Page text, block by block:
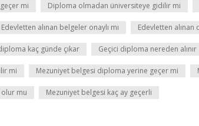
mi Diploma olmadan üniversiteye gidilir mi
Edevletten alınan belgeler onaylı mı Edevletten alınan
kaç günde çıkar Geçici diploma nereden alınır
mi Mezuniyet belgesi diploma yerine geçer mi
olur mu Mezuniyet belgesi kaç ay geçerli